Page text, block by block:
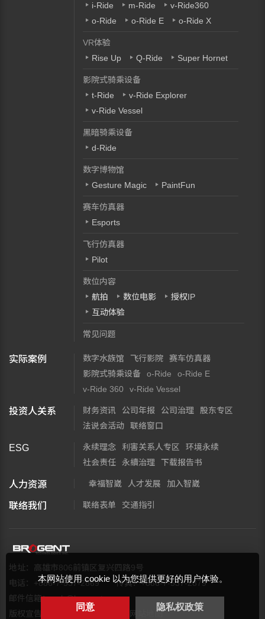
本网站使用 cookie 以为您提供更好的用户体验。
隐私权政策
同意
i-Ride
m-Ride
v-Ride360
o-Ride
o-Ride E o-Ride X
VR体验
Rise Up
Q-Ride Super Hornet
影院式骑乘设备
t-Ride
v-Ride Explorer
v-Ride Vessel
黑暗骑乘设备
d-Ride
数字博物馆
Gesture Magic
PaintFun
赛车仿真器
Esports
飞行仿真器
Pilot
数位内容
航拍
数位电影
授权IP
互动体验
常见问题
实际案例 数字水族馆 飞行影院
赛车仿真器
影院式骑乘设备
o-Ride
o-Ride E
v-Ride 360
v-Ride Vessel
投资人关系 财务资讯 公司年报 公司治理
股东专区
法说会活动
联络窗口
ESG 永续理念 利害关系人专区
环境永续
社会责任
永續治理 下载报告书
人力资源 幸福智崴 人才发展 加入智崴
联络我们 联络表单 交通指引
地址：高雄市806前镇区复兴四路9号
电话：+886-7-537-2869
传真：+886-7-537-2879
邮件信箱：web@brogent.com
版权宣告
隐私权保护政策 网站地图